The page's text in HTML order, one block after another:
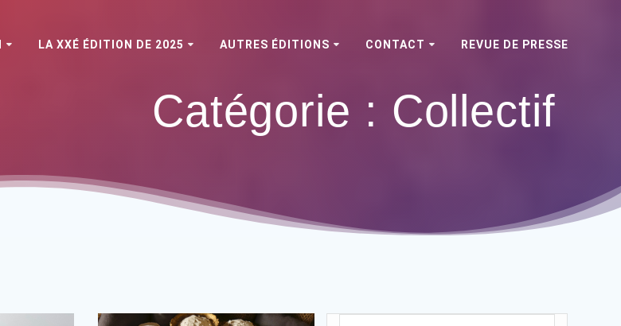
LA XXÉ ÉDITION DE 2025 AUTRES ÉDITIONS CONTACT REVUE DE PRESSE
Catégorie : Collectif